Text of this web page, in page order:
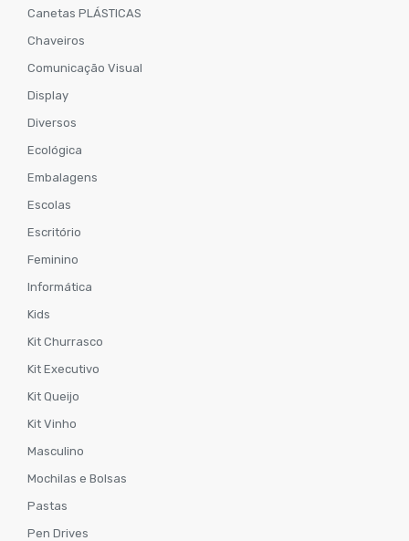
Canetas PLÁSTICAS
Chaveiros
Comunicação Visual
Display
Diversos
Ecológica
Embalagens
Escolas
Escritório
Feminino
Informática
Kids
Kit Churrasco
Kit Executivo
Kit Queijo
Kit Vinho
Masculino
Mochilas e Bolsas
Pastas
Pen Drives